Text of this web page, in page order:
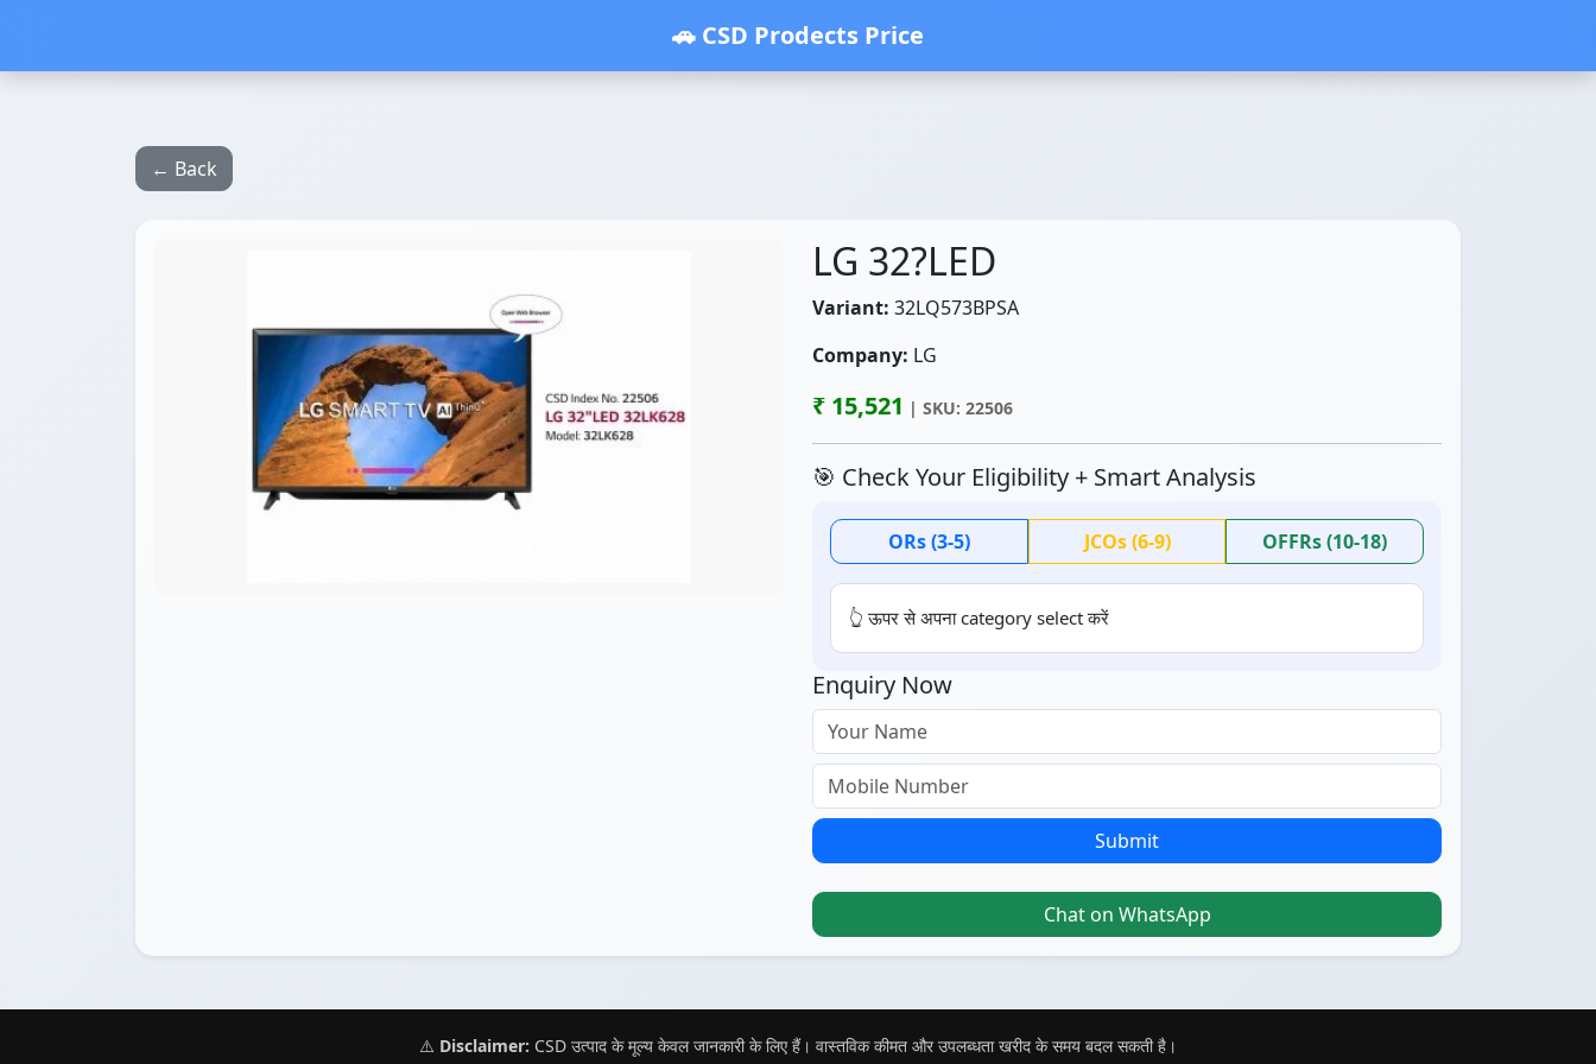
🚗 CSD Prodects Price
← Back
LG 32?LED
Variant: 32LQ573BPSA
Company: LG
₹ 15,521 | SKU: 22506
🎯 Check Your Eligibility + Smart Analysis
ORs (3-5) JCOs (6-9) OFFRs (10-18)
👆 ऊपर से अपना category select करें
Enquiry Now
Submit
Chat on WhatsApp
⚠️ Disclaimer: CSD उत्पाद के मूल्य केवल जानकारी के लिए हैं। वास्तविक कीमत और उपलब्धता खरीद के समय बदल सकती है।